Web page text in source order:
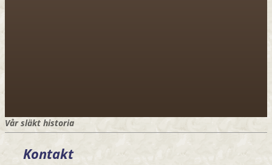
Vår släkt historia
Kontakt